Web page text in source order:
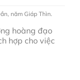
năm Giáp Thìn.
hoàng đạo
hợp cho việc